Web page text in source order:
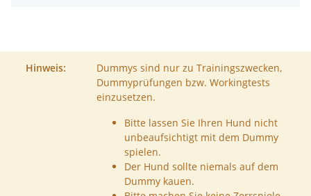
Hinweis:
Dummys sind nur zu Trainingszwecken,
Dummyprüfungen bzw. Workingtests
einzusetzen.
Bitte lassen Sie Ihren Hund nicht
unbeaufsichtigt mit dem Dummy
spielen.
Der Hund sollte niemals auf dem
Dummy kauen.